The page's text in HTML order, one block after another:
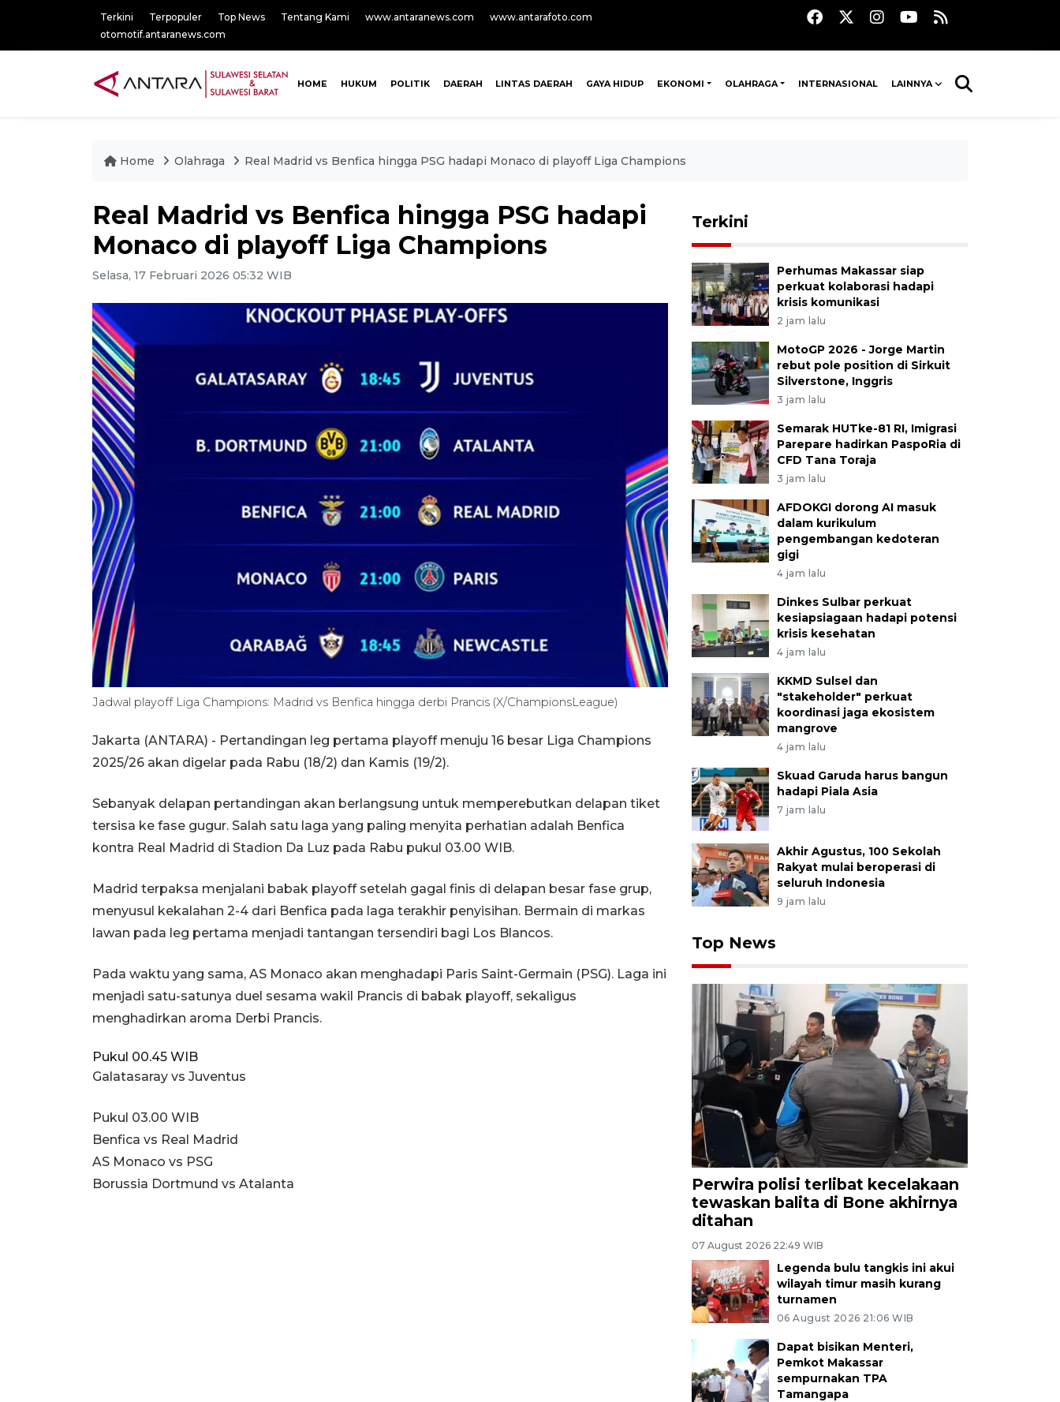
Terkini Terpopuler Top News Tentang Kami www.antaranews.com
www.antarafoto.com
otomotif.antaranews.com
HOME HUKUM POLITIK DAERAH LINTAS DAERAH GAYA HIDUP EKONOMI OLAHRAGA INTERNASIONAL LAINNYA
Home Olahraga Real Madrid vs Benfica hingga PSG hadapi Monaco di playoff Liga Champions
Real Madrid vs Benfica hingga PSG hadapi
Monaco di playoff Liga Champions
Selasa, 17 Februari 2026 05:32 WIB
Jadwal playoff Liga Champions: Madrid vs Benfica hingga derbi Prancis (X/ChampionsLeague)
Jakarta (ANTARA) - Pertandingan leg pertama playoff menuju 16 besar Liga Champions
2025/26 akan digelar pada Rabu (18/2) dan Kamis (19/2).
Sebanyak delapan pertandingan akan berlangsung untuk memperebutkan delapan tiket
tersisa ke fase gugur. Salah satu laga yang paling menyita perhatian adalah Benfica
kontra Real Madrid di Stadion Da Luz pada Rabu pukul 03.00 WIB.
Madrid terpaksa menjalani babak playoff setelah gagal finis di delapan besar fase grup,
menyusul kekalahan 2-4 dari Benfica pada laga terakhir penyisihan. Bermain di markas
lawan pada leg pertama menjadi tantangan tersendiri bagi Los Blancos.
Pada waktu yang sama, AS Monaco akan menghadapi Paris Saint-Germain (PSG). Laga ini
menjadi satu-satunya duel sesama wakil Prancis di babak playoff, sekaligus
menghadirkan aroma Derbi Prancis.
Pukul 00.45 WIB
Galatasaray vs Juventus
Pukul 03.00 WIB
Benfica vs Real Madrid
AS Monaco vs PSG
Borussia Dortmund vs Atalanta
Terkini
Perhumas Makassar siap
perkuat kolaborasi hadapi
krisis komunikasi
2 jam lalu
MotoGP 2026 - Jorge Martin
rebut pole position di Sirkuit
Silverstone, Inggris
3 jam lalu
Semarak HUTke-81 RI, Imigrasi
Parepare hadirkan PaspoRia di
CFD Tana Toraja
3 jam lalu
AFDOKGI dorong AI masuk
dalam kurikulum
pengembangan kedoteran
gigi
4 jam lalu
Dinkes Sulbar perkuat
kesiapsiagaan hadapi potensi
krisis kesehatan
4 jam lalu
KKMD Sulsel dan
"stakeholder" perkuat
koordinasi jaga ekosistem
mangrove
4 jam lalu
Skuad Garuda harus bangun
hadapi Piala Asia
7 jam lalu
Akhir Agustus, 100 Sekolah
Rakyat mulai beroperasi di
seluruh Indonesia
9 jam lalu
Top News
Perwira polisi terlibat kecelakaan
tewaskan balita di Bone akhirnya
ditahan
07 August 2026 22:49 WIB
Legenda bulu tangkis ini akui
wilayah timur masih kurang
turnamen
06 August 2026 21:06 WIB
Dapat bisikan Menteri,
Pemkot Makassar
sempurnakan TPA
Tamangapa